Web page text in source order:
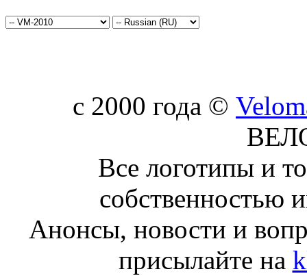
c 2000 года ©
Все логотипы и
собственностью
Анонсы, новости и
присылайте на